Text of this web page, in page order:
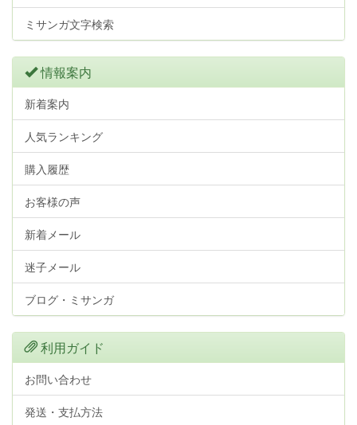
ミサンガ文字検索
情報案内
新着案内
人気ランキング
購入履歴
お客様の声
新着メール
迷子メール
ブログ・ミサンガ
利用ガイド
お問い合わせ
発送・支払方法